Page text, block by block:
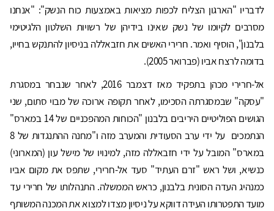
לדבריו "הארגון הצליח לכפות מציאות באמצעות כוח הנשק": "אנחנו
מסרבים לקיומו של נשק שאינו בידיהן של רשויות השלטון הלגיטימי
בלבנון", הוסיף ואמר. חרירי האשים את חזבאללה בניסיון להתנקש בחייו,
בדומה לרצח אביו (פברואר 2005).
אל-חרירי מכהן בתפקיד מאז דצמבר 2016, לאחר שנבחר במסגרת
"עסקה" שבמסגרתה הסכימו, לאחר תקופה ארוכה של מבוי סתום, שני
הגושים הפוליטיים היריבים בלבנון "הכוחות המהפכניים של 14 במארס"
הנתמכים על ידי ערב הסעודית והמערב מזה ו"מחנה ההתנגדות של 8
במארס" המובל על ידי חזבאללה מזה, למינויו של מישל עון (המארוני)
כנשיא, ושל ראש "זרם העתיד" סעד אל-חרירי, שתפס את מקום אביו
כמנהיג העדה הסונית בלבנון, כראש הממשלה. התנהלותו של חרירי עד
מועד התפטרותו העידה דווקא על ניסיון מצדו למצוא את המכנה המשותף